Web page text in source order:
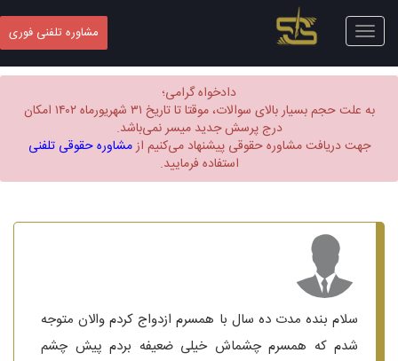
Toggle
navigation
مشاوره تلفنی فوری
دادخواه گرامی؛
به علت حجم بسیار بالای سوالات، موقتا تا تاریخ ۳۱ شهریورماه ۱۴۰۲ امکان
درج پرسش جدید میسر نمی‌باشد.
جهت دریافت مشاوره حقوقی پیشنهاد می‌کنیم ازمشاوره حقوقی تلفنی
استفاده فرمایید.
سلام بنده مدت ده سال با همسرم ازدواج کردم والان متوجه
شدم که همسرم چشماش خیلی ضعیفه بردم پیش چشم